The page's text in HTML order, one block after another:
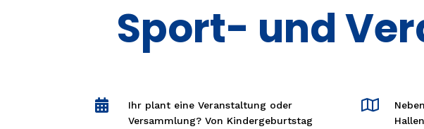
Sport- und

Ihr plant eine Veranstaltung oder
Versammlung? Von Kindergeburtstag
